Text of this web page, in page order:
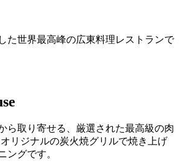
た世界最高峰の広東料理レストランで
ら取り寄せる、厳選された最高級の肉
オリジナルの炭火焼グリルで焼き上げ
ングです。